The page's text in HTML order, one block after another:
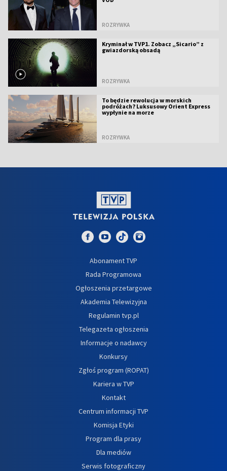
ROZRYWKA
Kryminał w TVP1. Zobacz „Sicario” z
gwiazdorską obsadą
ROZRYWKA
To będzie rewolucja w morskich
podróżach? Luksusowy Orient Express
wypłynie na morze
ROZRYWKA
Abonament TVP
Rada Programowa
Ogłoszenia przetargowe
Akademia Telewizyjna
Regulamin tvp.pl
Telegazeta ogłoszenia
Informacje o nadawcy
Konkursy
Zgłoś program (ROPAT)
Kariera w TVP
Kontakt
Centrum informacji TVP
Komisja Etyki
Program dla prasy
Dla mediów
Serwis fotograficzny